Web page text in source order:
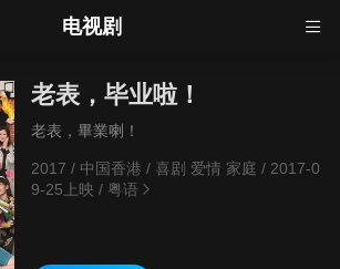
电视剧
老表，毕业啦！
老表，畢業喇！
2017 / 中国香港 / 喜剧 爱情 家庭/ 2017-0
9-25上映 / 粤语